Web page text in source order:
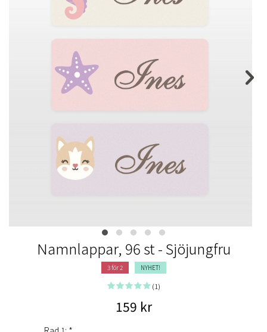
Namnlappar, 96 st - Sjöjungfru
3 för 2 NYHET!
(1)
159 kr